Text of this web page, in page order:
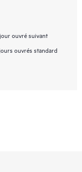
ouvré suivant
ouvrés standard